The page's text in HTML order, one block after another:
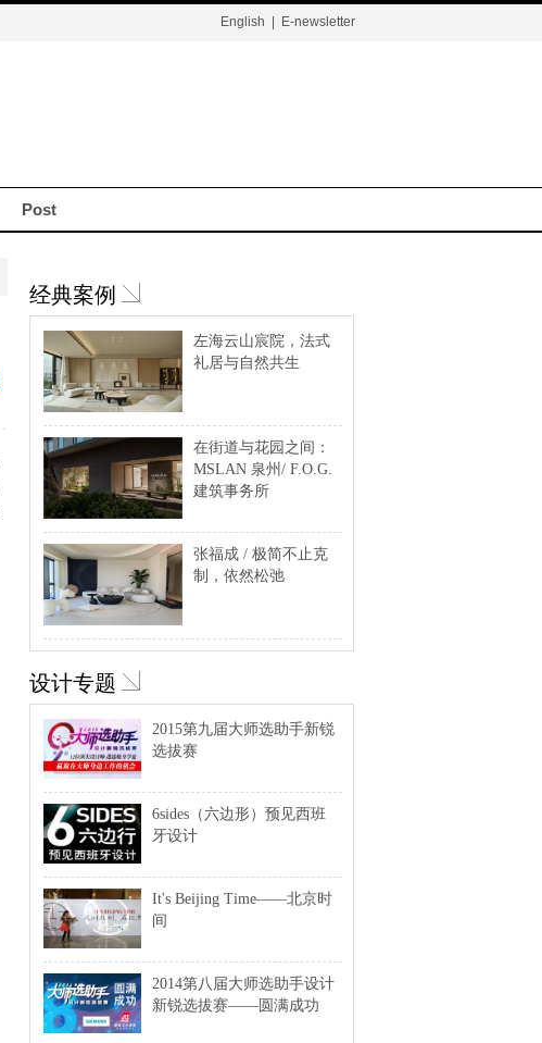
English E-newsletter
Post
经典案例
左海云山宸院，法式
礼居与自然共生
在街道与花园之间：
MSLAN 泉州/ F.O.G.
建筑事务所
张福成 / 极简不止克
制，依然松弛
设计专题
2015第九届大师选助手新锐
选拔赛
6sides（六边形）预见西班
牙设计
It's Beijing Time——北京时
间
2014第八届大师选助手设计
新锐选拔赛——圆满成功